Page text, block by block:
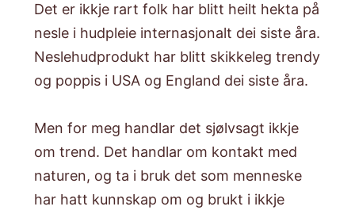
Det er ikkje rart folk har blitt heilt hekta på
nesle i hudpleie internasjonalt dei siste åra.
Neslehudprodukt har blitt skikkeleg trendy
og poppis i USA og England dei siste åra.
Men for meg handlar det sjølvsagt ikkje
om trend. Det handlar om kontakt med
naturen, og ta i bruk det som menneske
har hatt kunnskap om og brukt i ikkje